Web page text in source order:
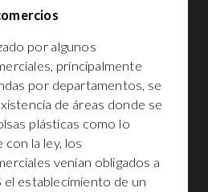
por algunos
principalmente
por departamentos, se
de áreas donde se
plásticas como lo
con la ley, los
venían obligados a
establecimiento de un